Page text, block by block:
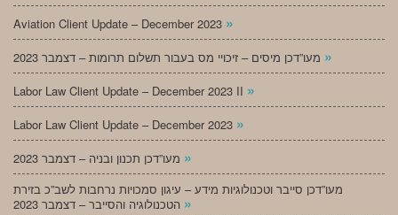
Aviation Client Update – December 2023 »
»
Labor Law Client Update – December 2023 II »
Labor Law Client Update – December 2023 »
»
מעו”דכן סייבר וטכנולוגיות מידע – עיגון סמכויות נרחבות לשב”כ בזירת
»